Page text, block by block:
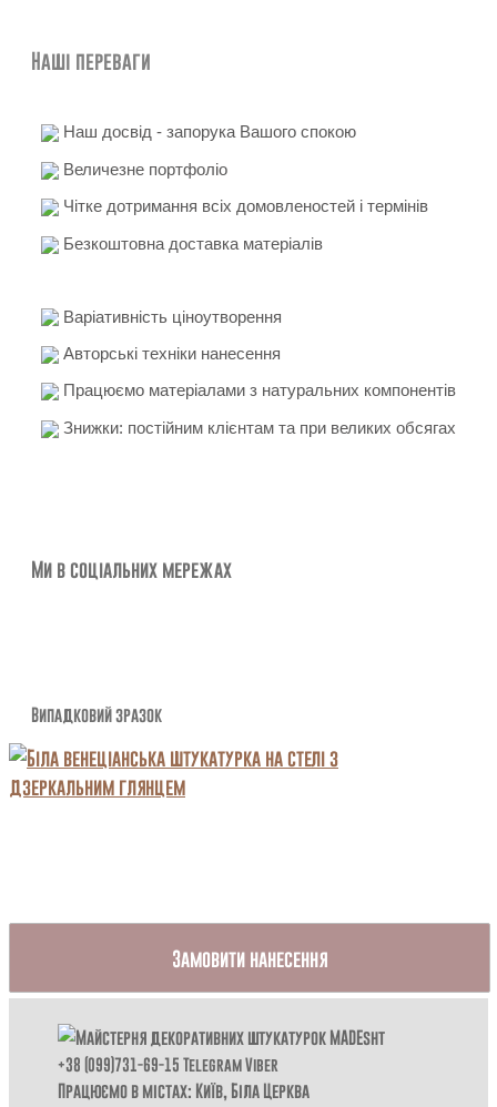
Наші переваги
Наш досвід - запорука Вашого спокою
Величезне портфоліо
Чітке дотримання всіх домовленостей і термінів
Безкоштовна доставка матеріалів
Варіативність ціноутворення
Авторські техніки нанесення
Працюємо матеріалами з натуральних компонентів
Знижки: постійним клієнтам та при великих обсягах
Ми в соціальних мережах
Випадковий зразок
Замовити нанесення
+38 (099)731-69-15 TelegramViber
Працюємо в містах: Київ,Біла Церква